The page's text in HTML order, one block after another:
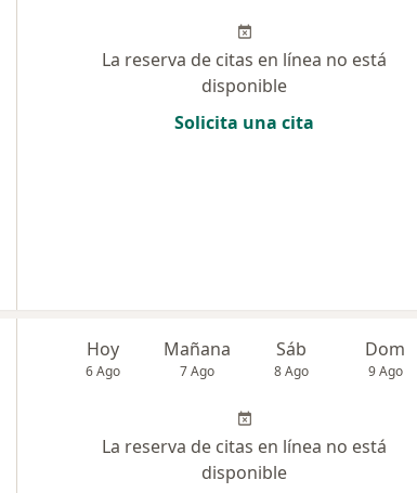
La reserva de citas en línea no está
disponible
Solicita una cita
Hoy
6 Ago
Mañana
7 Ago
Sáb
8 Ago
Dom
9 Ago
La reserva de citas en línea no está
disponible